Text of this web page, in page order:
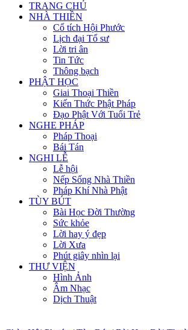
TRANG CHỦ
NHÀ THIỀN
Cổ tích Hội Phước
Lịch đại Tổ sư
Lời tri ân
Tin Tức
Thông bạch
PHẬT HỌC
Giai Thoại Thiền
Kiến Thức Phật Pháp
Đạo Phật Với Tuổi Trẻ
NGHE PHÁP
Pháp Thoại
Bái Tán
NGHI LỄ
Lễ hội
Nếp Sống Nhà Thiền
Pháp Khí Nhà Phật
TÙY BÚT
Bài Học Đời Thường
Sức khỏe
Lời hay ý đẹp
Lời Xưa
Phút giây nhìn lại
THƯ VIỆN
Hình Ảnh
Âm Nhạc
Dịch Thuật